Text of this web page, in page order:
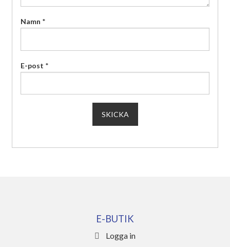
Namn *
E-post *
E-BUTIK
Logga in